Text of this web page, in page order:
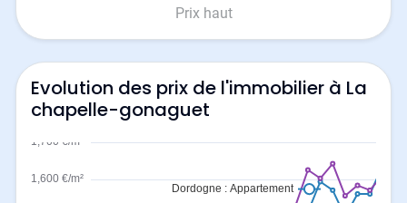
Prix haut
Evolution des prix de l'immobilier à La
chapelle-gonaguet